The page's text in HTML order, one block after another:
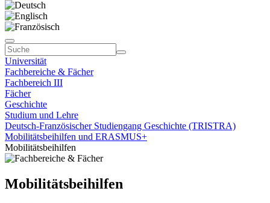
Universität
Fachbereiche & Fächer
Fachbereich III
Fächer
Geschichte
Studium und Lehre
Deutsch-Französischer Studiengang Geschichte (TRISTRA)
Mobilitätsbeihilfen und ERASMUS+
Mobilitätsbeihilfen
Mobilitätsbeihilfen